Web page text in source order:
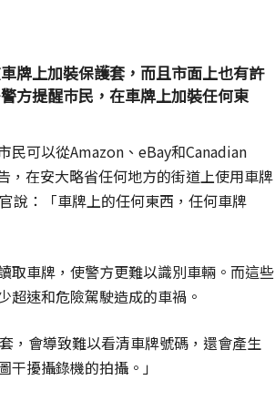
牌上加裝保護套，而且市面上也有許
方提醒巿民，在車牌上加裝任何東
民可以從Amazon、eBay和Canadian
在安大略省任何地方的街道上使用車牌
說：「車牌上的任何東西，任何車牌
取車牌，使警方更難以識別車輛。而這些
超速和危險駕駛造成的車禍。
，會導致難以看清車牌號碼，還會產生
擾攝錄機的拍攝。」